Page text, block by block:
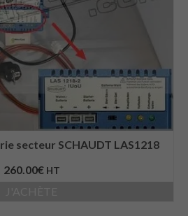
secteur SCHAUDT LAS1218
260.00€ HT